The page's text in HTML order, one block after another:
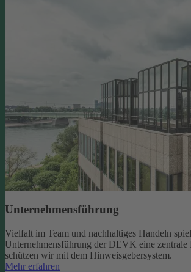
Unternehmensführung
Vielfalt im Team und nachhaltiges Handeln
Unternehmensführung der DEVK eine zentrale
schützen wir mit dem Hinweisgebersystem.
Mehr erfahren